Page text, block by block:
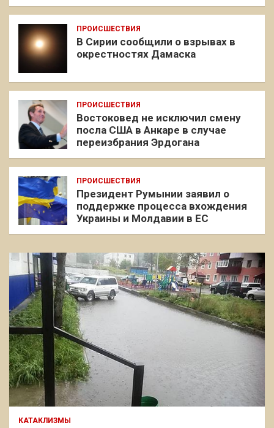
ПРОИСШЕСТВИЯ
В Сирии сообщили о взрывах в
окрестностях Дамаска
ПРОИСШЕСТВИЯ
Востоковед не исключил смену
посла США в Анкаре в случае
переизбрания Эрдогана
ПРОИСШЕСТВИЯ
Президент Румынии заявил о
поддержке процесса вхождения
Украины и Молдавии в ЕС
КАТАКЛИЗМЫ